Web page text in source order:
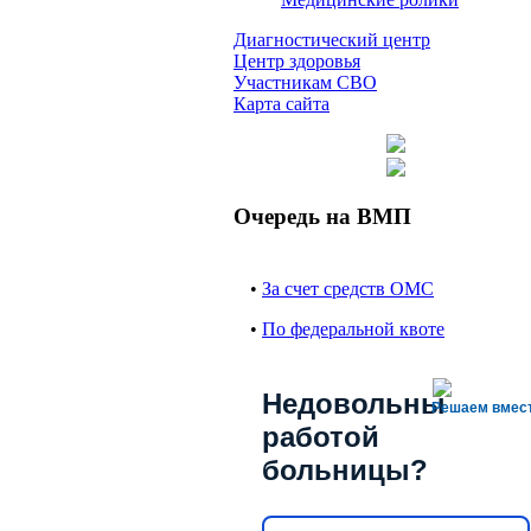
Диагностический центр
Центр здоровья
Участникам СВО
Карта сайта
Очередь на ВМП
• За счет средств ОМС
• По федеральной квоте
Решаем
Недовольны
работой
больницы?